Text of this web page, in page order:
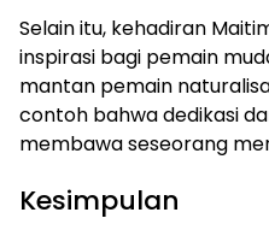
Selain itu, kehadiran
inspirasi bagi pemain
mantan pemain
contoh bahwa dedikasi
membawa seseorang
Kesimpulan